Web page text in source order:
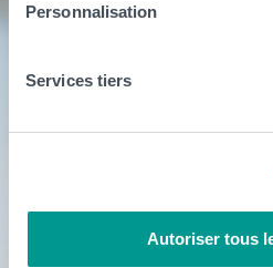
Personnalisation
Services tiers
Autoriser tous